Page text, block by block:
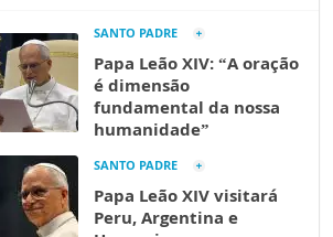
SANTO PADRE
Papa Leão XIV: “A oração
é dimensão
fundamental da nossa
humanidade”
SANTO PADRE
Papa Leão XIV visitará
Peru, Argentina e